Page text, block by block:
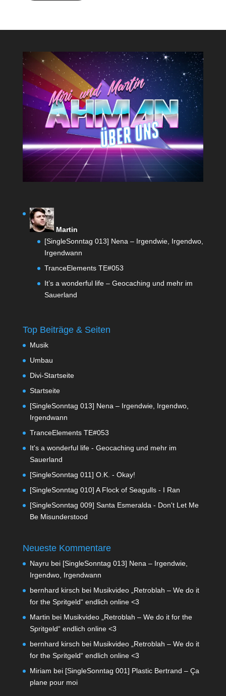
Martin
[SingleSonntag 013] Nena – Irgendwie, Irgendwo,
Irgendwann
TranceElements TE#053
It’s a wonderful life – Geocaching und mehr im
Sauerland
Top Beiträge & Seiten
Musik
Umbau
Divi-Startseite
Startseite
[SingleSonntag 013] Nena – Irgendwie, Irgendwo,
Irgendwann
TranceElements TE#053
It's a wonderful life - Geocaching und mehr im
Sauerland
[SingleSonntag 011] O.K. - Okay!
[SingleSonntag 010] A Flock of Seagulls - I Ran
[SingleSonntag 009] Santa Esmeralda - Don't Let Me
Be Misunderstood
Neueste Kommentare
Nayru bei [SingleSonntag 013] Nena – Irgendwie,
Irgendwo, Irgendwann
bernhard kirsch bei Musikvideo „Retroblah – We do it
for the Spritgeld“ endlich online <3
Martin bei Musikvideo „Retroblah – We do it for the
Spritgeld“ endlich online <3
bernhard kirsch bei Musikvideo „Retroblah – We do it
for the Spritgeld“ endlich online <3
Miriam bei [SingleSonntag 001] Plastic Bertrand – Ça
plane pour moi